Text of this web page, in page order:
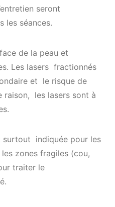
seront
les séances.
de la peau et
Les lasers fractionnés
et le risque de
raison, les lasers sont à
surtout indiquée pour les
zones fragiles (cou,
traiter le